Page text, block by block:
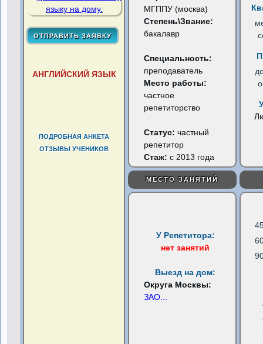
АНГЛИЙСКИЙ ЯЗЫК
ПОДРОБНАЯ АНКЕТА
ОТЗЫВЫ УЧЕНИКОВ
МГППУ (москва)
Степень\Звание:
бакалавр
Специальность:
преподаватель
Место работы:
частное
репетиторство
Статус:частный
репетитор
Стаж: с 2013 года
МЕСТО ЗАНЯТИЙ
У Репетитора:
нет занятий
Выезд на дом:
Округа Москвы:
ЗАО